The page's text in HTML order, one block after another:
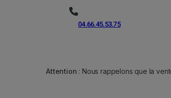
04.66.45.53.75
Attention : Nous rappelons que la